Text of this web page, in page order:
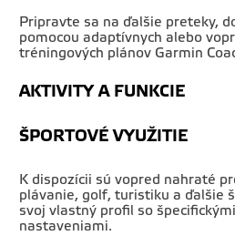
Pripravte sa na ďalšie preteky,
pomocou adaptívnych alebo
tréningových plánov Garmin
AKTIVITY A FUNKCIE
ŠPORTOVÉ VYUŽITIE
K dispozícii sú vopred nahraté
plávanie, golf, turistiku a ďalšie
svoj vlastný profil so
nastaveniami.